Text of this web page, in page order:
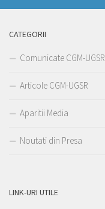
CATEGORII
Comunicate CGM-UGSR
Articole CGM-UGSR
Aparitii Media
Noutati din Presa
LINK-URI UTILE